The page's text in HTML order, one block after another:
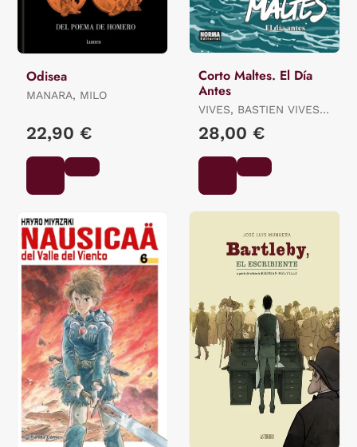
Odisea
MANARA, MILO
22,90 €
Corto Maltes. El Día
Antes
VIVES, BASTIEN VIVES /
28,00 €